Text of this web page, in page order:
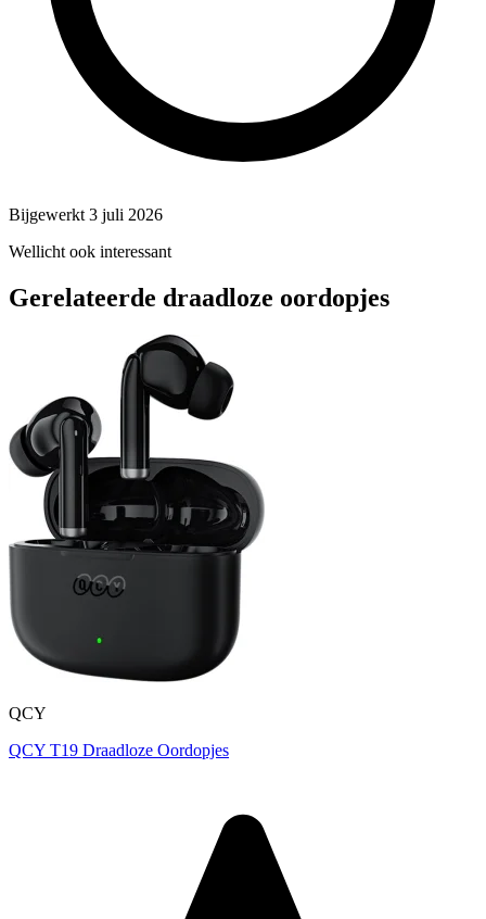
Bijgewerkt 3 juli 2026
Wellicht ook interessant
Gerelateerde draadloze oordopjes
QCY
QCY T19 Draadloze Oordopjes